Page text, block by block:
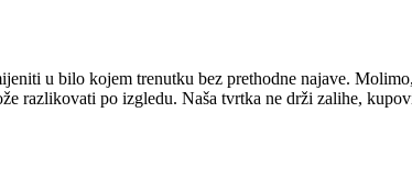
u bilo kojem trenutku bez prethodne najave.
razlikovati po izgledu. Naša tvrtka ne drži zalihe,